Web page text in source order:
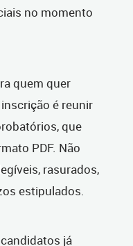
no momento
quem quer
é reunir
que
PDF. Não
rasurados,
estipulados.
candidatos já